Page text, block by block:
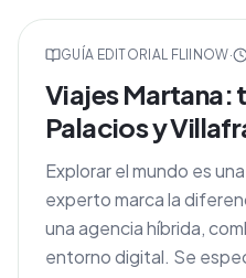
GUÍA EDITORIAL FLIINOW·
Viajes Martana:
Palacios y
Explorar el mundo es
experto marca la
una agencia híbrida,
entorno digital. Se